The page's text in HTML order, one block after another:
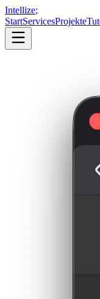
Intellize;
StartServicesProjekte